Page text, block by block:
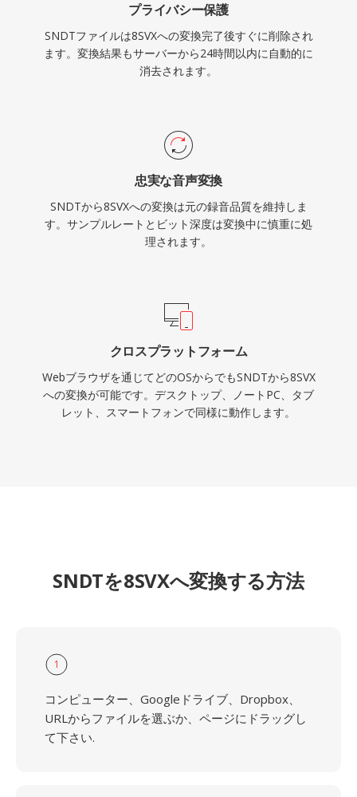
プライバシー保護
SNDTファイルは8SVXへの変換完了後すぐに削除され
ます。変換結果もサーバーから24時間以内に自動的に
消去されます。
忠実な音声変換
SNDTから8SVXへの変換は元の録音品質を維持しま
す。サンプルレートとビット深度は変換中に慎重に処
理されます。
クロスプラットフォーム
Webブラウザを通じてどのOSからでもSNDTから8SVX
への変換が可能です。デスクトップ、ノートPC、タブ
レット、スマートフォンで同様に動作します。
SNDTを8SVXへ変換する方法
1
コンピューター、Googleドライブ、Dropbox、
URLからファイルを選ぶか、ページにドラッグし
て下さい.